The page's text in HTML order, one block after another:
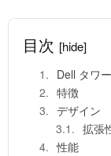
目次 [hide]
Dell タワ
特徴
デザイン
拡張
性能